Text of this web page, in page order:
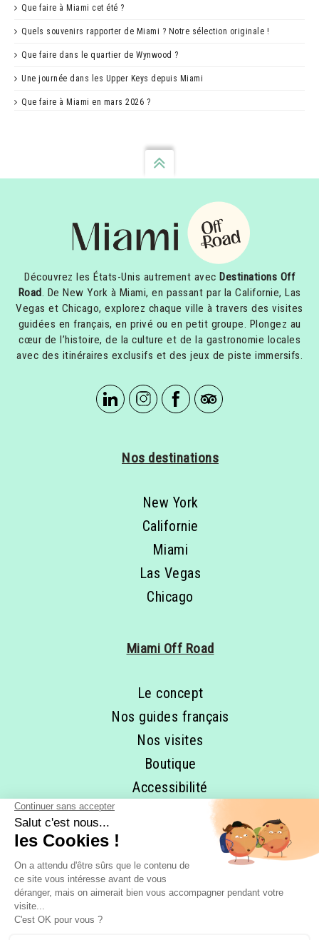
Que faire à Miami cet été ?
Quels souvenirs rapporter de Miami ? Notre sélection originale !
Que faire dans le quartier de Wynwood ?
Une journée dans les Upper Keys depuis Miami
Que faire à Miami en mars 2026 ?
Découvrez les États-Unis autrement avec Destinations Off
Road. De New York à Miami, en passant par la Californie, Las
Vegas et Chicago, explorez chaque ville à travers des visites
guidées en français, en privé ou en petit groupe. Plongez au
cœur de l’histoire, de la culture et de la gastronomie locales
avec des itinéraires exclusifs et des jeux de piste immersifs.
Nos destinations
New York
Californie
Miami
Las Vegas
Chicago
Miami Off Road
Le concept
Nos guides français
Nos visites
Boutique
Accessibilité
RESTONS EN CONTACT ET
ABONNEZ-VOUS À NOTRE
NEWSLETTER